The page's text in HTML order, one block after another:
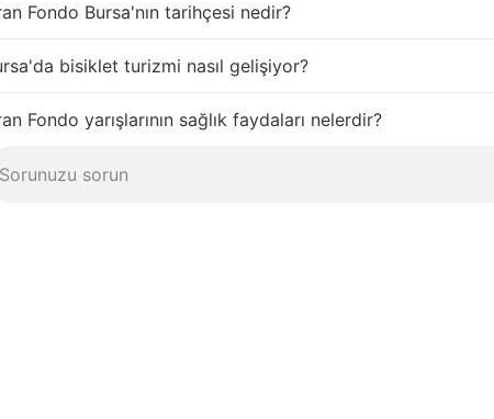
Fondo Bursa'nın tarihçesi nedir?
bisiklet turizmi nasıl gelişiyor?
Fondo yarışlarının sağlık faydaları nelerdir?